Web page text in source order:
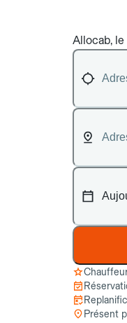
Allocab,
Présent